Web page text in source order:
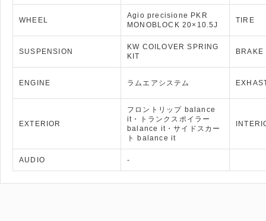
WHEEL
Agio precisione PKR
MONOBLOCK 20×10.5J
TIRE
SUSPENSION
KW COILOVER SPRING
KIT
BRAKE
ENGINE ラムエアシステム
EXTERIOR
フロントリップ balance
it・トランクスポイラー
balance it・サイドスカー
ト balance it
AUDIO -